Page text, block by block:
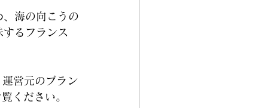
、海の向こうの
るフランス
運営元のブラン
ください。